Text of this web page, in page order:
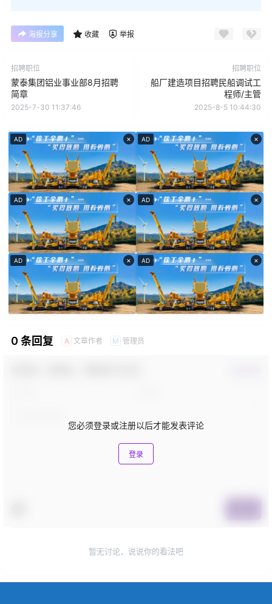
海报分享 收藏 举报
招聘职位
蒙泰集团铝业事业部8月招聘
简章
2025-7-30 11:37:46
招聘职位
船厂建造项目招聘民船调试工
程师/主管
2025-8-5 10:44:30
×
AD ×
AD
×
AD ×
AD
×
AD ×
AD
0 条回复 A 文章作者 M 管理员
您必须登录或注册以后才能发表评论
登录
暂无讨论，说说你的看法吧